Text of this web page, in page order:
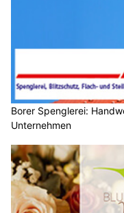
Borer Spenglerei:
Unternehmen